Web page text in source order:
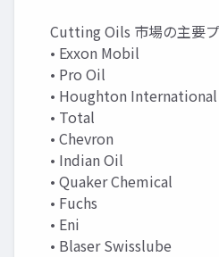
Cutting Oils 市場の主要プ
• Exxon Mobil
• Pro Oil
• Houghton International
• Total
• Chevron
• Indian Oil
• Quaker Chemical
• Fuchs
• Eni
• Blaser Swisslube